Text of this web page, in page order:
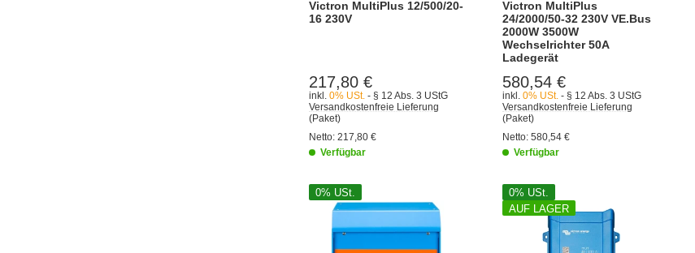
Victron MultiPlus 12/500/20-
16 230V
217,80 €
inkl. 0% USt. - § 12 Abs. 3 UStG
Versandkostenfreie Lieferung
(Paket)
Netto: 217,80 €
Verfügbar
Victron MultiPlus
24/2000/50-32 230V VE.Bus
2000W 3500W
Wechselrichter 50A
Ladegerät
580,54 €
inkl. 0% USt. - § 12 Abs. 3 UStG
Versandkostenfreie Lieferung
(Paket)
Netto: 580,54 €
Verfügbar
0% USt.
0% USt.
AUF LAGER